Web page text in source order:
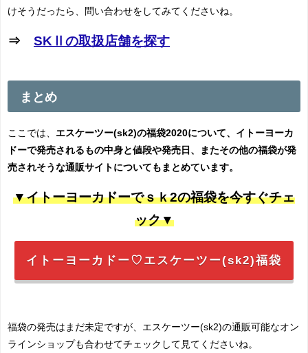
けそうだったら、問い合わせをしてみてくださいね。
⇒ SKⅡの取扱店舗を探す
まとめ
ここでは、 エスケーツー(sk2)の福袋2020について、イトーヨーカ
ドーで発売されるもの中身と値段や発売日、またその他の福袋が発
売されそうな通販サイトについてもまとめています。
▼イトーヨーカドーでｓｋ2の福袋を今すぐチェ
ック▼
イトーヨーカドー♡エスケーツー(sk2)福袋
福袋の発売はまだ未定ですが、エスケーツー(sk2)の通販可能なオン
ラインショップも合わせてチェックして見てくださいね。